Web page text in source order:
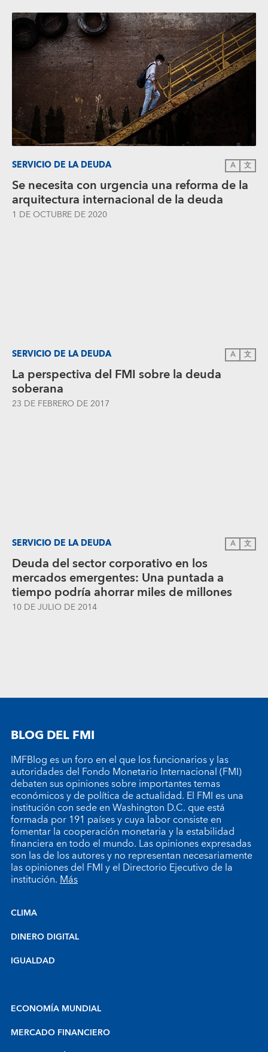
SERVICIO DE LA DEUDA A 文
Se necesita con urgencia una reforma de la
arquitectura internacional de la deuda
1 DE OCTUBRE DE 2020
SERVICIO DE LA DEUDA A 文
La perspectiva del FMI sobre la deuda
soberana
23 DE FEBRERO DE 2017
SERVICIO DE LA DEUDA A 文
Deuda del sector corporativo en los
mercados emergentes: Una puntada a
tiempo podría ahorrar miles de millones
10 DE JULIO DE 2014
BLOG DEL FMI
IMFBlog es un foro en el que los funcionarios y las
autoridades del Fondo Monetario Internacional (FMI)
debaten sus opiniones sobre importantes temas
económicos y de política de actualidad. El FMI es una
institución con sede en Washington D.C. que está
formada por 191 países y cuya labor consiste en
fomentar la cooperación monetaria y la estabilidad
financiera en todo el mundo. Las opiniones expresadas
son las de los autores y no representan necesariamente
las opiniones del FMI y el Directorio Ejecutivo de la
institución.Más
CLIMA
DINERO DIGITAL
IGUALDAD
ECONOMÍA MUNDIAL
MERCADO FINANCIERO